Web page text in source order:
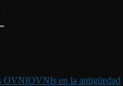
OVNIOVNIs en la antigüedad